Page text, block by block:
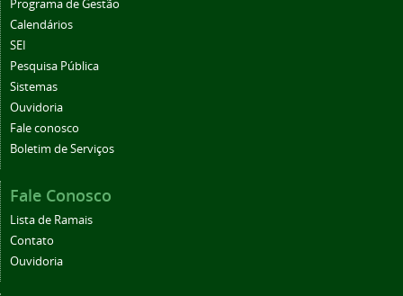
Programa de Gestão
Calendários
SEI
Pesquisa Pública
Sistemas
Ouvidoria
Fale conosco
Boletim de Serviços
Fale Conosco
Lista de Ramais
Contato
Ouvidoria